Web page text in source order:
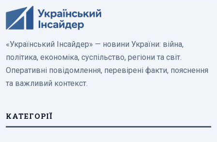
«Український Інсайдер» — новини України: війна,
політика, економіка, суспільство, регіони та світ.
Оперативні повідомлення, перевірені факти, пояснення
та важливий контекст.
КАТЕГОРІЇ